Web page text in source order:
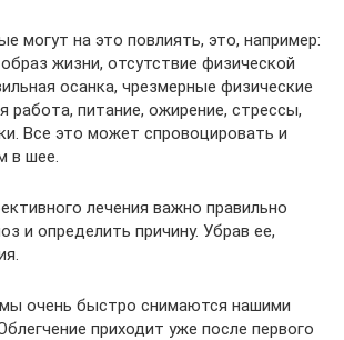
могут на это повлиять, это, например:
жизни, отсутствие физической
осанка, чрезмерные физические
работа, питание, ожирение, стрессы,
Все это может спровоцировать и
в шее.
лечения важно правильно
и определить причину. Убрав ее,
очень быстро снимаются нашими
приходит уже после первого